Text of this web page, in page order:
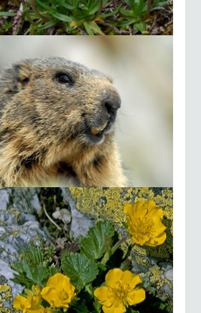
d'Espagne (Le) |
08/2026
de mai |Convallaria
08/2026
Fiche espèce
de mai |Convallaria
08/2026
Fiche espèce
(Le) |Gonepteryx
08/2026
Fiche espèce
de mai |Convallaria